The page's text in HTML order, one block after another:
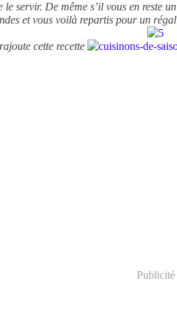
le servir. De même s’il vous en reste
et vous voilà repartis pour un
cette recette
Publicité